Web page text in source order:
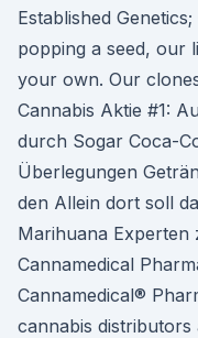
Established
popping a seed, our
your own. Our
Cannabis Aktie #1:
durch Sogar Coca-
Überlegungen
den Allein dort soll
Marihuana
Cannamedical
Cannamedical®
cannabis